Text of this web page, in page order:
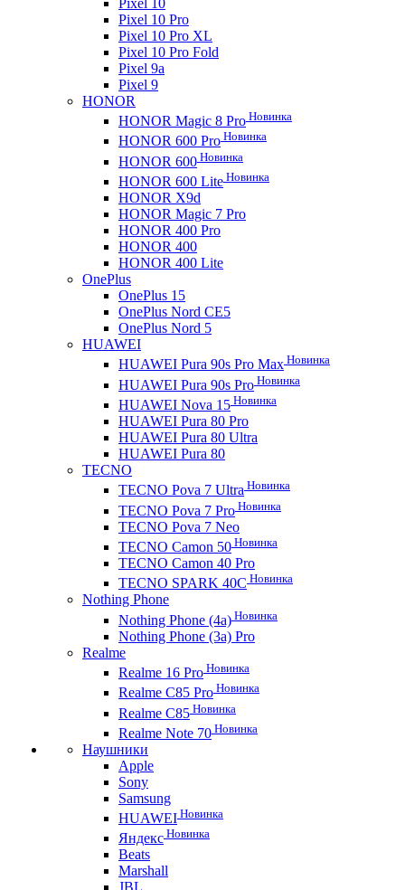
Pixel 10 Pro
Pixel 10 Pro XL
Pixel 10 Pro Fold
Pixel 9a
Pixel 9
HONOR
HONOR Magic 8 Pro Новинка
HONOR 600 Pro Новинка
HONOR 600 Новинка
HONOR 600 Lite Новинка
HONOR X9d
HONOR Magic 7 Pro
HONOR 400 Pro
HONOR 400
HONOR 400 Lite
OnePlus
OnePlus 15
OnePlus Nord CE5
OnePlus Nord 5
HUAWEI
HUAWEI Pura 90s Pro Max Новинка
HUAWEI Pura 90s Pro Новинка
HUAWEI Nova 15 Новинка
HUAWEI Pura 80 Pro
HUAWEI Pura 80 Ultra
HUAWEI Pura 80
TECNO
TECNO Pova 7 Ultra Новинка
TECNO Pova 7 Pro Новинка
TECNO Pova 7 Neo
TECNO Camon 50 Новинка
TECNO Camon 40 Pro
TECNO SPARK 40C Новинка
Nothing Phone
Nothing Phone (4a) Новинка
Nothing Phone (3a) Pro
Realme
Realme 16 Pro Новинка
Realme C85 Pro Новинка
Realme C85 Новинка
Realme Note 70 Новинка
Наушники
Apple
Sony
Samsung
HUAWEI Новинка
Яндекс Новинка
Beats
Marshall